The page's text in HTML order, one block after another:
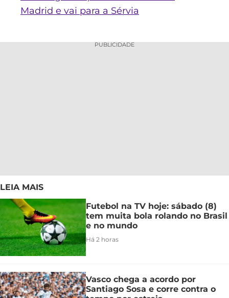
Madrid e vai para a Sérvia
PUBLICIDADE
LEIA MAIS
Futebol na TV hoje: sábado (8)
tem muita bola rolando no Brasil
e no mundo
Há 2 horas
Vasco chega a acordo por
Santiago Sosa e corre contra o